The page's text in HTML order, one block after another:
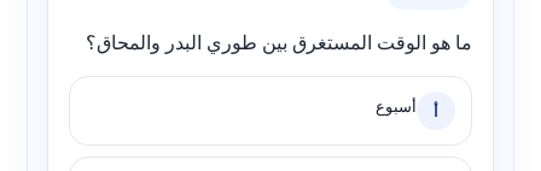
ما هو الوقت المستغرق بين طوري البدر والمحاق؟
أ أسبوع